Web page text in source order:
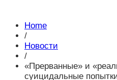
Home
/
Новости
/
«Прерванные» и
суицидальные